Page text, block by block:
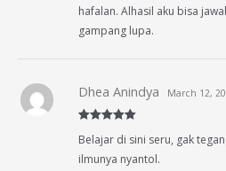
hafalan. Alhasil aku bisa
gampang lupa.
of 5
Dhea Anindya March 12,
Belajar di sini seru, gak
ilmunya nyantol.